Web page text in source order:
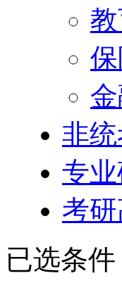
非统
专业
考
已选条件